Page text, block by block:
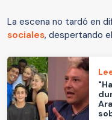
La escena no tardó en
sociales, despertando